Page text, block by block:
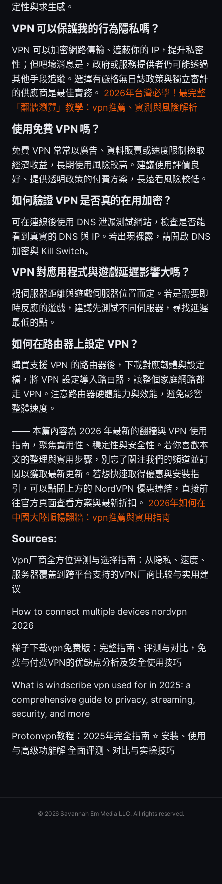
定性與求生感。
VPN 可以保護我的行為隱私嗎？
VPN 可以加密網路傳輸、遮蔽你的 IP，提升私密
性；但吧壞消息是，政府或服務提供者仍可能透過
其他手段追蹤。選擇有嚴格無日誌政策與獨立審計
的供應商是最佳實務。 2026年台灣必學！最完整
「翻牆瀏覽」教學：vpn推薦、實測與風險解析
使用免費 VPN 嗎？
免費 VPN 常常以廣告、資料販賣或速度限制換取
經濟收益，長期使用風險較高。建議使用評價良
好、提供透明政策的付費方案，長遠看風險較低。
如何驗證 VPN 是否真的在用加密？
可在連線後使用 DNS 泄漏測試網站，檢查是否能
看到真實的 DNS 與 IP。若出現裸露，請開啟 DNS
加密與 Kill Switch。
VPN 對應用程式與遊戲延遲影響大嗎？
視伺服器距離與遊戲伺服器位置而定。若是需要即
時反應的遊戲，建議先測試不同伺服器，尋找延遲
最低的點。
如何在路由器上設定 VPN？
購買支援 VPN 的路由器後，下載對應韌體與設定
檔，將 VPN 設定導入路由器，讓整個家庭網路都
走 VPN。注意路由器硬體能力與效能，避免影響
整體速度。
—— 本篇內容為 2026 年最新的翻牆與 VPN 使用
指南，聚焦實用性、穩定性與安全性。若你喜歡本
文的整理與實用步驟，別忘了關注我們的頻道並訂
閱以獲取最新更新。若想快速取得優惠與安裝指
引，可以點開上方的 NordVPN 優惠連結，直接前
往官方頁面查看方案與最新折扣。 2026年如何在
中國大陸順暢翻牆：vpn推薦與實用指南
Sources:
Vpn厂商全方位评测与选择指南：从隐私、速度、
服务器覆盖到跨平台支持的VPN厂商比较与实用建
议
How to connect multiple devices nordvpn
2026
梯子下载vpn免费版：完整指南、评测与对比，免
费与付费VPN的优缺点分析及安全使用技巧
What is windscribe vpn used for in 2025: a
comprehensive guide to privacy, streaming,
security, and more
Protonvpn教程：2025年完全指南 ⭐ 安装、使用
与高级功能解 全面评测、对比与实操技巧
© 2026 Savannah Em Media LLC. All rights reserved.